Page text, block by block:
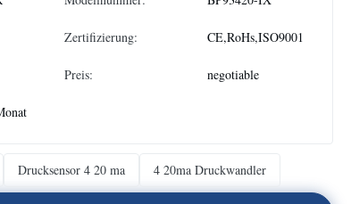
Zertifizierung: CE,RoHs,ISO9001
Preis: negotiable
Drucksensor 4 20 ma 4 20ma Druckwandler